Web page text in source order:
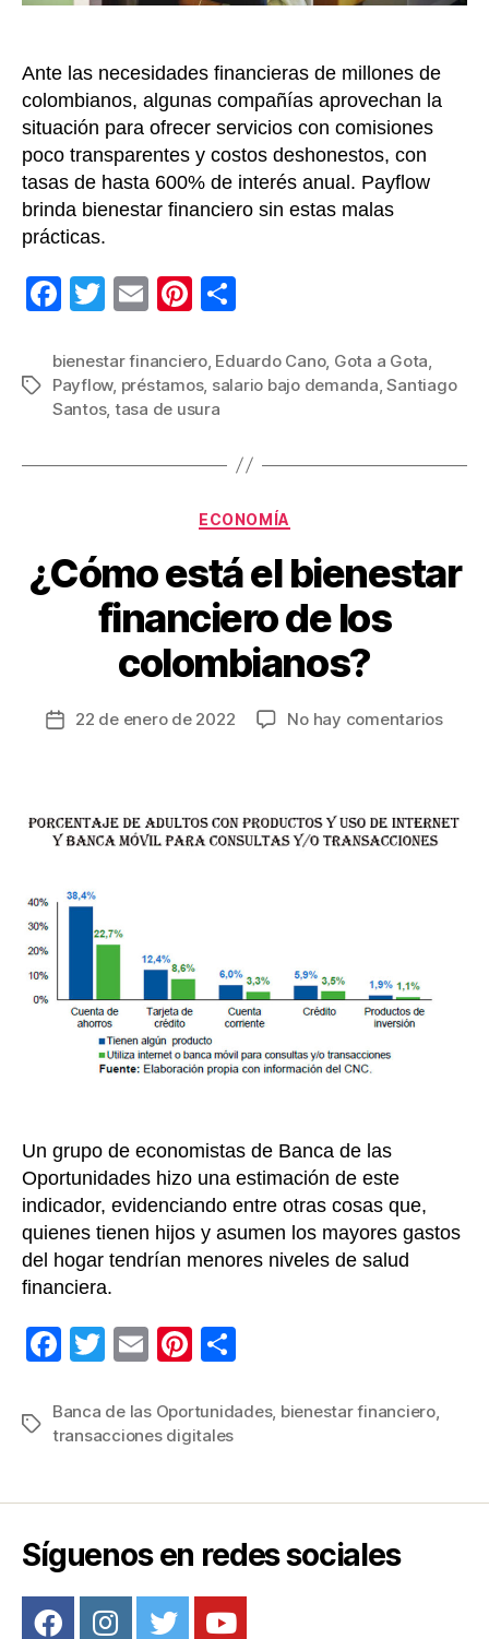
de
Ante las necesidades financieras de millones de
colombianos, algunas compañías aprovechan la
situación para ofrecer servicios con comisiones
poco transparentes y costos deshonestos, con
tasas de hasta 600% de interés anual. Payflow
brinda bienestar financiero sin estas malas
prácticas.
F
c
e
o
T
tt
er
E
ail
Pi
er
e
m
p
tir
Etiquetas
bienestar financiero, Eduardo Cano, Gota a Gota,
Payflow, préstamos, salario bajo demanda,Santiago
Santos, tasa de usura
Categorías
ECONOMÍA
¿Cómo está el bienestar
financiero de los
colombianos?
Fecha22 de enero de 2022 No hay comentariosen
Un grupo de economistas de Banca de las
Oportunidades hizo una estimación de este
indicador, evidenciando entre otras cosas que,
quienes tienen hijos y asumen los mayores gastos
del hogar tendrían menores niveles de salud
financiera.
F
c
e
o
k
T
tt
er
E
ail
Pi
er
e
m
Etiquetas
Banca de las Oportunidades, bienestar financiero,
transacciones digitales
Síguenos en redes sociales